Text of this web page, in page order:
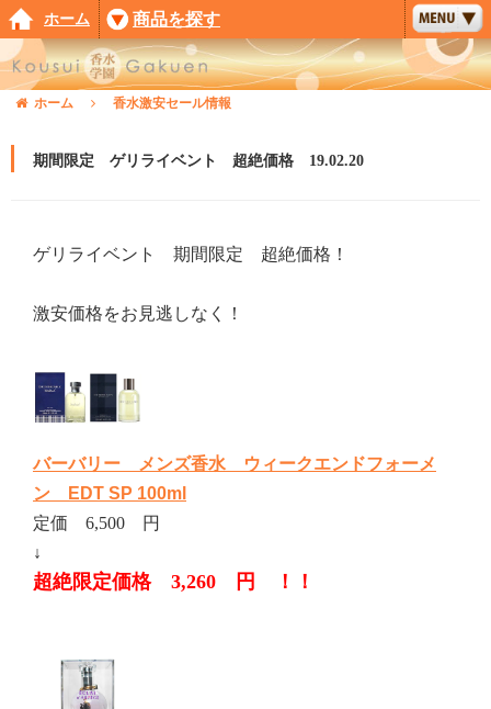
ホーム 商品を探す
ホーム 香水激安セール情報
期間限定 ゲリライベント 超絶価格 19.02.20
ゲリライベント 期間限定 超絶価格！
激安価格をお見逃しなく！
バーバリー メンズ香水 ウィークエンドフォーメ
ン EDT SP 100ml
定価 6,500 円
↓
超絶限定価格 3,260 円 ！！